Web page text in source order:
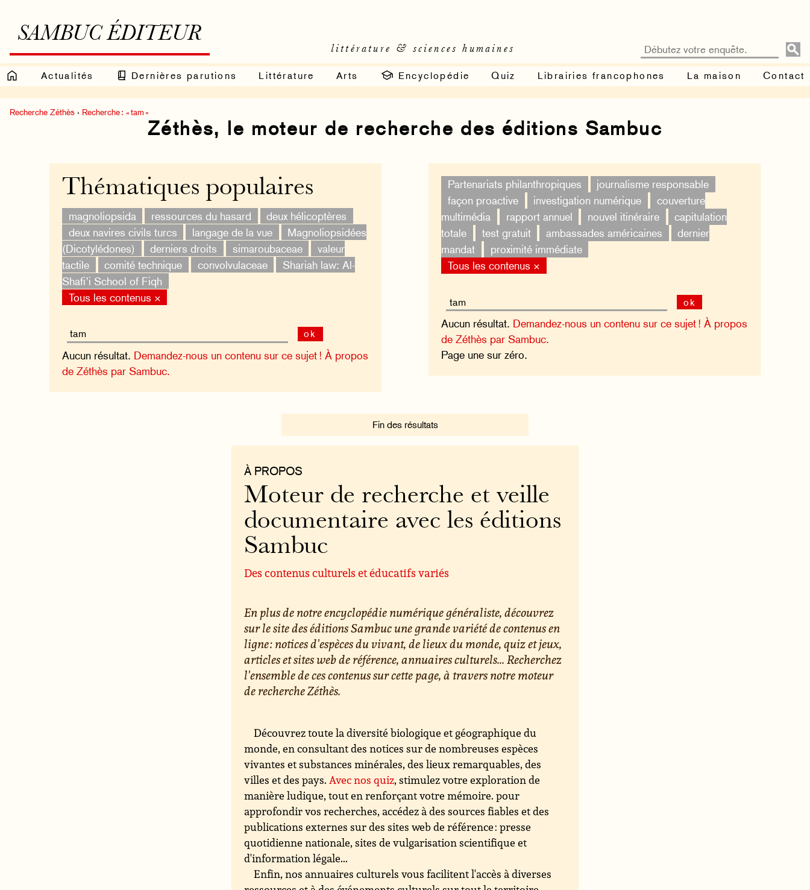
SAMBUC ÉDITEUR
littérature & sciences humaines
Actualités Dernières parutions Littérature Arts Encyclopédie Quiz Librairies francophones La maison Contact
Recherche Zéthès › Recherche : « tam »
Zéthès, le moteur de recherche des éditions Sambuc
Partenariats philanthropiques
journalisme responsable
façon proactive
investigation numérique
couverture
multimédia
rapport annuel nouvel itinéraire
capitulation
totale
test gratuit ambassades américaines
dernier
mandat
proximité immédiate
Tous les contenus ×
ok
Aucun résultat. Demandez-nous un contenu sur ce sujet ! À propos
de Zéthès par Sambuc.
Page une sur zéro.
Thématiques populaires
magnoliopsida ressources du hasard
deux hélicoptères
deux navires civils turcs
langage de la vue
Magnoliopsidées
(Dicotylédones)
derniers droits simaroubaceae
valeur
tactile
comité technique convolvulaceae
Shariah law: Al-
Shafi’i School of Fiqh
Tous les contenus ×
ok
Aucun résultat. Demandez-nous un contenu sur ce sujet ! À propos
de Zéthès par Sambuc.
Fin des résultats
À PROPOS
Moteur de recherche et veille
documentaire avec les éditions
Sambuc
Des contenus culturels et éducatifs variés
En plus de notre encyclopédie numérique généraliste, découvrez
sur le site des éditions Sambuc une grande variété de contenus en
ligne : notices d'espèces du vivant, de lieux du monde, quiz et jeux,
articles et sites web de référence, annuaires culturels... Recherchez
l'ensemble de ces contenus sur cette page, à travers notre moteur
de recherche Zéthès.
Découvrez toute la diversité biologique et géographique du
monde, en consultant des notices sur de nombreuses espèces
vivantes et substances minérales, des lieux remarquables, des
villes et des pays.Avec nos quiz, stimulez votre exploration de
manière ludique, tout en renforçant votre mémoire. pour
approfondir vos recherches, accédez à des sources fiables et des
publications externes sur des sites web de référence : presse
quotidienne nationale, sites de vulgarisation scientifique et
d'information légale...
Enfin, nos annuaires culturels vous facilitent l'accès à diverses